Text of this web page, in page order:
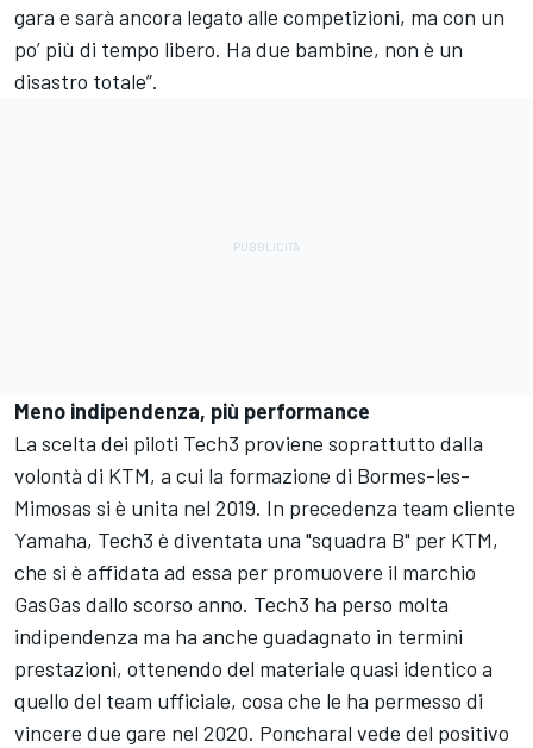
gara e sarà ancora legato alle competizioni, ma con un
po’ più di tempo libero. Ha due bambine, non è un
disastro totale”.
Meno indipendenza, più performance
La scelta dei piloti Tech3 proviene soprattutto dalla
volontà di KTM, a cui la formazione di Bormes-les-
Mimosas si è unita nel 2019. In precedenza team cliente
Yamaha, Tech3 è diventata una "squadra B" per KTM,
che si è affidata ad essa per promuovere il marchio
GasGas dallo scorso anno. Tech3 ha perso molta
indipendenza ma ha anche guadagnato in termini
prestazioni, ottenendo del materiale quasi identico a
quello del team ufficiale, cosa che le ha permesso di
vincere due gare nel 2020. Poncharal vede del positivo